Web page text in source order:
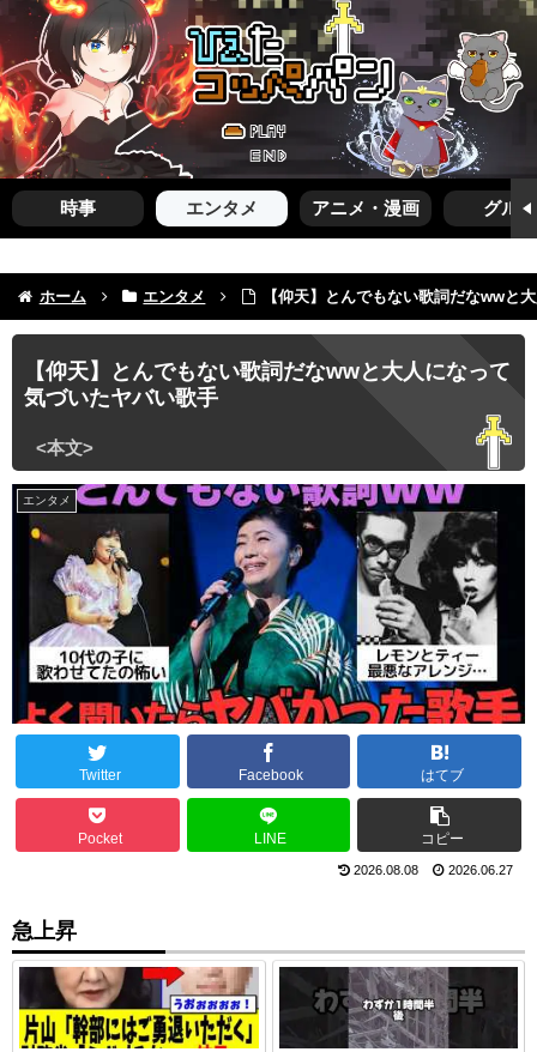
時事 エンタメ アニメ・漫画 グルメ
ホーム エンタメ 【仰天】とんでもない歌詞だなwwと
【仰天】とんでもない歌詞だなwwと大人になって
気づいたヤバい歌手
エンタメ
Twitter Facebook はてブ
Pocket LINE コピー
2026.08.08 2026.06.27
急上昇